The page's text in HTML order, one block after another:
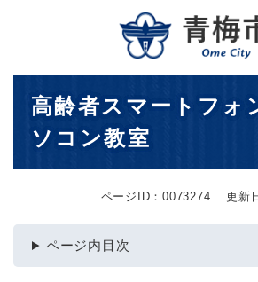
メニューを飛ばして本文
高齢者スマートフォ
ソコン教室
ページID：0073274 更新
ページ内目次